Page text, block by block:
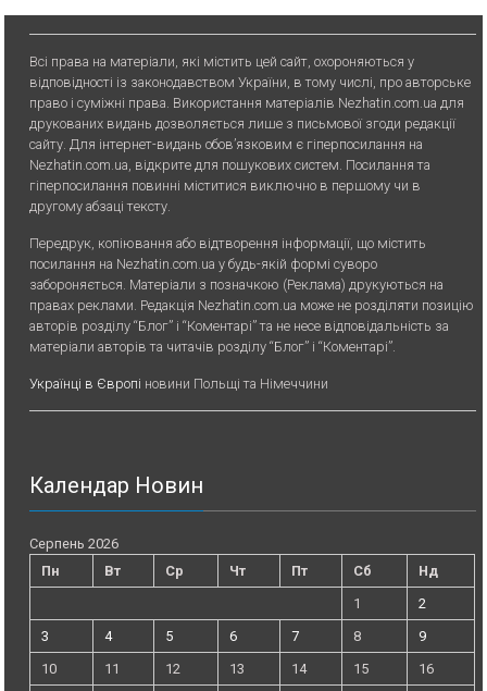
Всі права на матеріали, які містить цей сайт, охороняються у
відповідності із законодавством України, в тому числі, про авторське
право і суміжні права. Використання матерiалiв Nezhatin.com.ua для
друкованих видань дозволяється лише з письмової згоди редакції
сайту. Для iнтернет-видань обов’язковим є гiперпосилання на
Nezhatin.com.ua, відкрите для пошукових систем. Посилання та
гіперпосилання повинні міститися виключно в першому чи в
другому абзаці тексту.
Передрук, копiювання або вiдтворення iнформацiї, що мiстить
посилання на Nezhatin.com.ua у будь-якiй формi суворо
забороняється. Матеріали з позначкою (Реклама) друкуються на
правах реклами. Редакція Nezhatin.com.ua може не розділяти позицію
авторів розділу “Блог” і “Коментарі” та не несе відповідальність за
матеріали авторів та читачів розділу “Блог” і “Коментарі”.
Українці в Європі новини Польщі та Німеччини
Календар Новин
Серпень 2026
Пн
Вт Ср Чт Пт Сб
Нд
1
2
3
4 5 6 7 8
9
10
11 12 13 14 15 16